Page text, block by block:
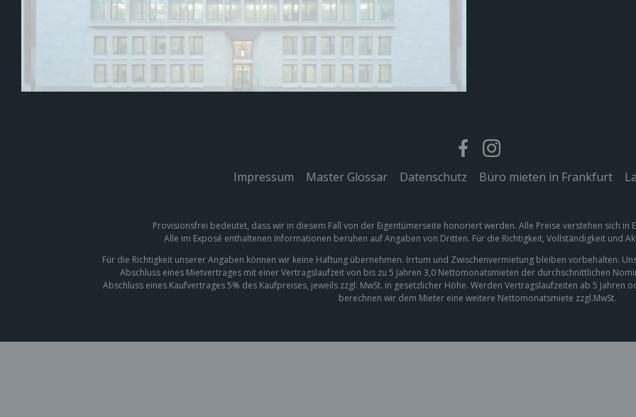
Impressum Master Glossar| Datenschutz Büro mieten in Frankfurt|
Provisionsfrei bedeutet, dass wir in diesem Fall von der Eigentümerseite honoriert werden. Alle Preise verstehen sich in
Alle im Exposé enthaltenen Informationen beruhen auf Angaben von Dritten. Für die Richtigkeit, Vollständigkeit und
Für die Richtigkeit unserer Angaben können wir keine Haftung übernehmen. Irrtum und Zwischenvermietung bleiben vorbehalten.
Abschluss eines Mietvertrages mit einer Vertragslaufzeit von bis zu 5 Jahren 3,0 Nettomonatsmieten der durchschnittlichen
Abschluss eines Kaufvertrages 5% des Kaufpreises, jeweils zzgl. MwSt. in gesetzlicher Höhe. Werden Vertragslaufzeiten ab 5
berechnen wir dem Mieter eine weitere Nettomonatsmiete zzgl.MwSt.